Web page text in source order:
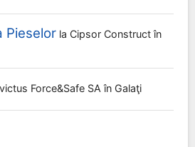
Pieselor la Cipsor Construct în
Force&safe SA în Galaţi